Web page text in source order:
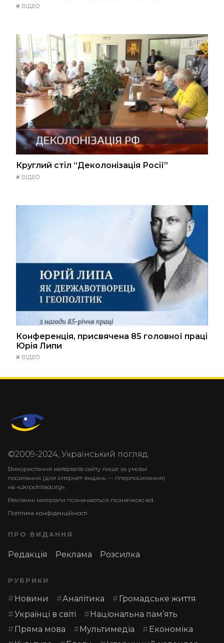
# ВІДЕО
Круглий стіл “Деколонізація Росії”
# ВІДЕО
Конференція, присвячена 85 головної праці
Юрія Липи
# ВІДЕО
©2009-2024, Український погляд.
Використання матеріалів сайту лише за умови
посилання (для інтернет-видань — гіперпосилання)
на «ukrpohliad.org».
Рекламні матеріали позначаються позначкою ad.
Політика конфіденційності
ПРО ВИДАННЯ
Редакція Реклама Розсилка
РУБРИКИ
Новини Аналітика
Громадське життя
Українці в світі
Національна пам’ять
Пряма мова
Мультимедіа
Економіка